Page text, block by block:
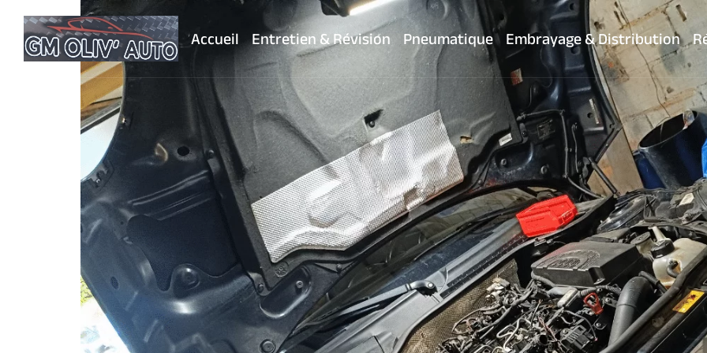
Accueil Entretien & Révision Pneumatique Embrayage & Distribution